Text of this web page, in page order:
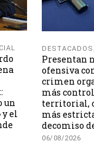
un
el
DESTACADOS
Presentan
ofensiva
crimen
más control
territorial,
más
decomiso
06/08/2026